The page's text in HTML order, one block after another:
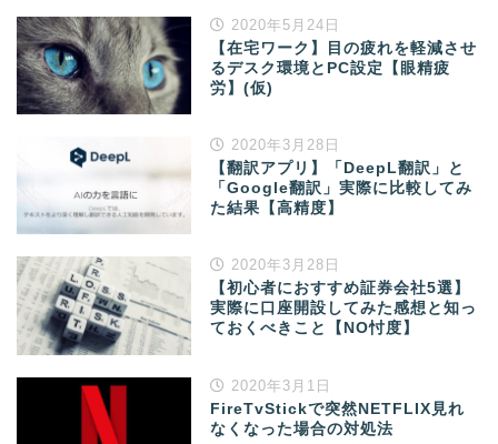
2020年5月24日
【在宅ワーク】目の疲れを軽減させ
るデスク環境とPC設定【眼精疲
労】(仮)
2020年3月28日
【翻訳アプリ】「DeepL翻訳」と
「Google翻訳」実際に比較してみ
た結果【高精度】
2020年3月28日
【初心者におすすめ証券会社5選】
実際に口座開設してみた感想と知っ
ておくべきこと【NO忖度】
2020年3月1日
FireTvStickで突然NETFLIX見れ
なくなった場合の対処法